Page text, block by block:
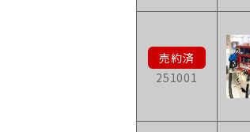
251001